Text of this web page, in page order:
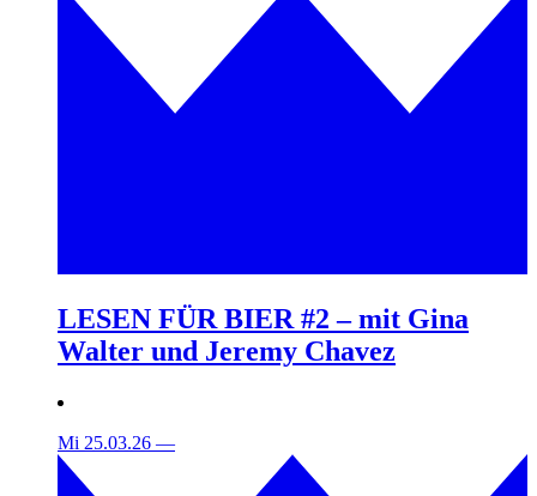
LESEN FÜR BIER #2 – mit Gina
Walter und Jeremy Chavez
Mi 25.03.26 —